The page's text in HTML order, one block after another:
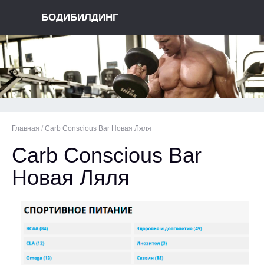
БОДИБИЛДИНГ
Главная / Carb Conscious Bar Новая Ляля
Carb Conscious Bar
Новая Ляля